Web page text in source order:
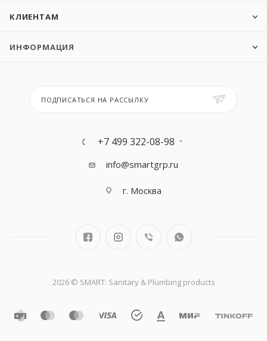
КЛИЕНТАМ
ИНФОРМАЦИЯ
ПОДПИСАТЬСЯ НА РАССЫЛКУ
+7 499 322-08-98
info@smartgrp.ru
г. Москва
2026 © SMART: Sanitary & Plumbing products